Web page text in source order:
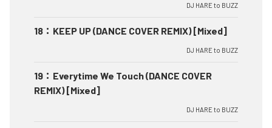
DJ HARE to BUZZ
18 ： KEEP UP (DANCE COVER REMIX) [Mixed]
DJ HARE to BUZZ
19 ： Everytime We Touch (DANCE COVER
REMIX) [Mixed]
DJ HARE to BUZZ